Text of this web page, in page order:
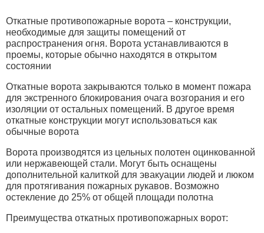
Откатные противопожарные ворота – конструкции,
необходимые для защиты помещений от
распространения огня. Ворота устанавливаются в
проемы, которые обычно находятся в открытом
состоянии
Откатные ворота закрываются только в момент пожара
для экстренного блокирования очага возгорания и его
изоляции от остальных помещений. В другое время
откатные конструкции могут использоваться как
обычные ворота
Ворота производятся из цельных полотен оцинкованной
или нержавеющей стали. Могут быть оснащены
дополнительной калиткой для эвакуации людей и люком
для протягивания пожарных рукавов. Возможно
остекление до 25% от общей площади полотна
Преимущества откатных противопожарных ворот: